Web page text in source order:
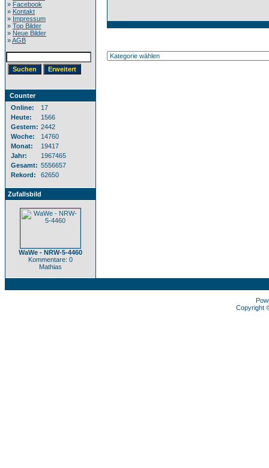
» Facebook
» Kontakt
» Impressum
» Top Bilder
» Neue Bilder
»AGB
Counter
Online:
17
Heute:
1566
Gestern: 2442
Woche:
14760
Monat:
19417
Jahr:
1967465
Gesamt: 5556657
Rekord:
62650
Zufallsbild
WaWe - NRW-5-4460
Kommentare: 0
Mathias
Copyright